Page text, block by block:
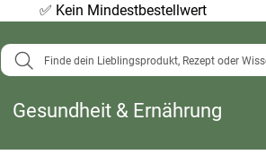
✅ Kein Mindestbestellwert
Suche
Gesundheit & Ernährung